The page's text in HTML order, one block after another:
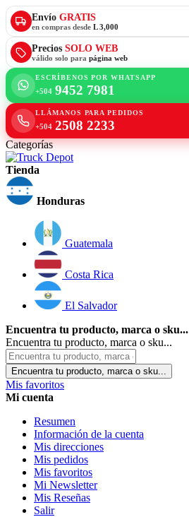
Envío GRATIS
en compras desde L 3,000
Precios SOLO WEB
válido solo para página web
ESCRÍBENOS POR WHATSAPP
+504 9452 7981
LLÁMANOS PARA PEDIDOS
+504 2508 2233
Categorías
Tienda
Honduras
Guatemala
Costa Rica
El Salvador
Encuentra tu producto, marca o sku...
Encuentra tu producto, marca o sku...
Encuentra tu producto, marca o sku...
Mis favoritos
Mi cuenta
Resumen
Información de la cuenta
Mis direcciones
Mis pedidos
Mis favoritos
Mi Newsletter
Mis Reseñas
Salir